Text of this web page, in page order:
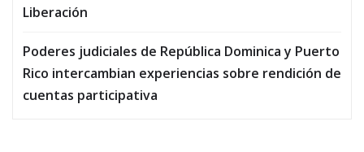
Liberación
Poderes judiciales de República Dominica y Puerto
Rico intercambian experiencias sobre rendición de
cuentas participativa